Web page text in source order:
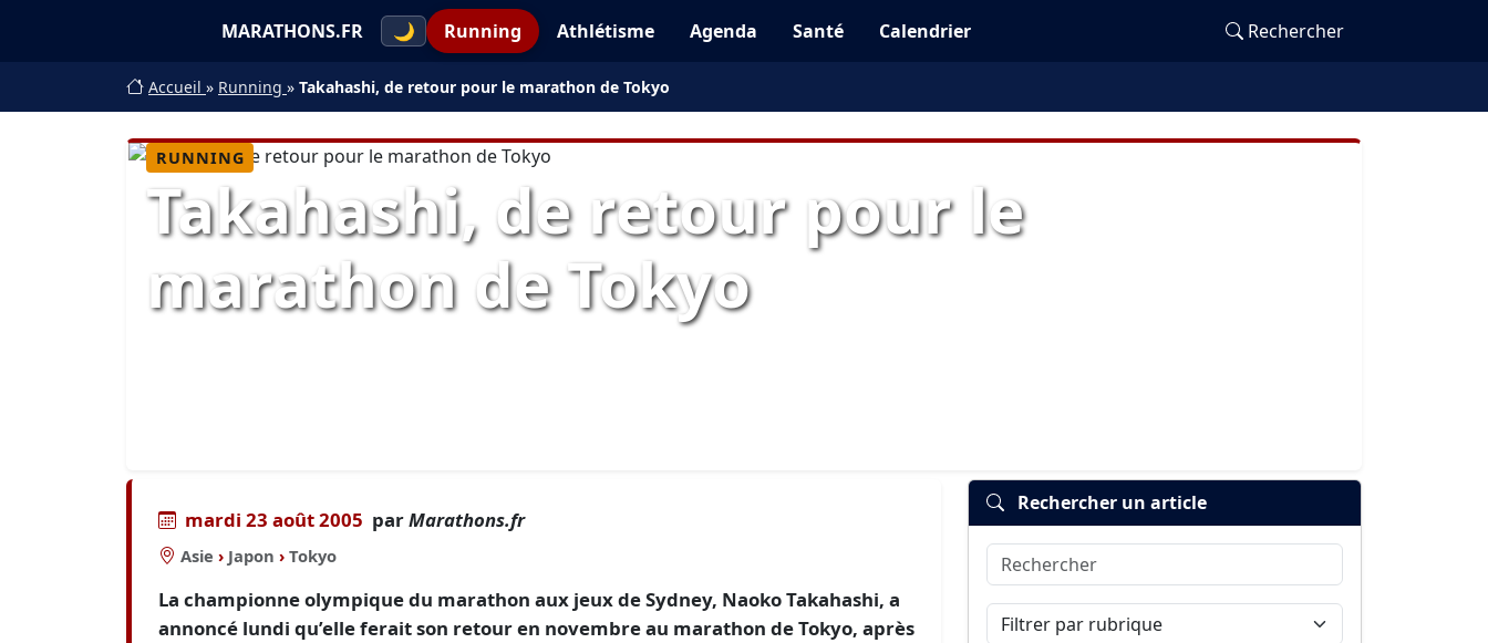
MARATHONS.FR 🌙 Running Athlétisme Agenda Santé Calendrier Rechercher
Accueil » Running » Takahashi, de retour pour le marathon de Tokyo
RUNNING
Takahashi, de retour pour le
marathon de Tokyo
mardi 23 août 2005 parMarathons.fr
Asie › Japon › Tokyo
La championne olympique du marathon aux jeux de Sydney, Naoko Takahashi, a
annoncé lundi qu’elle ferait son retour en novembre au marathon de Tokyo, après
Rechercher un article
Rechercher
Filtrer par rubrique